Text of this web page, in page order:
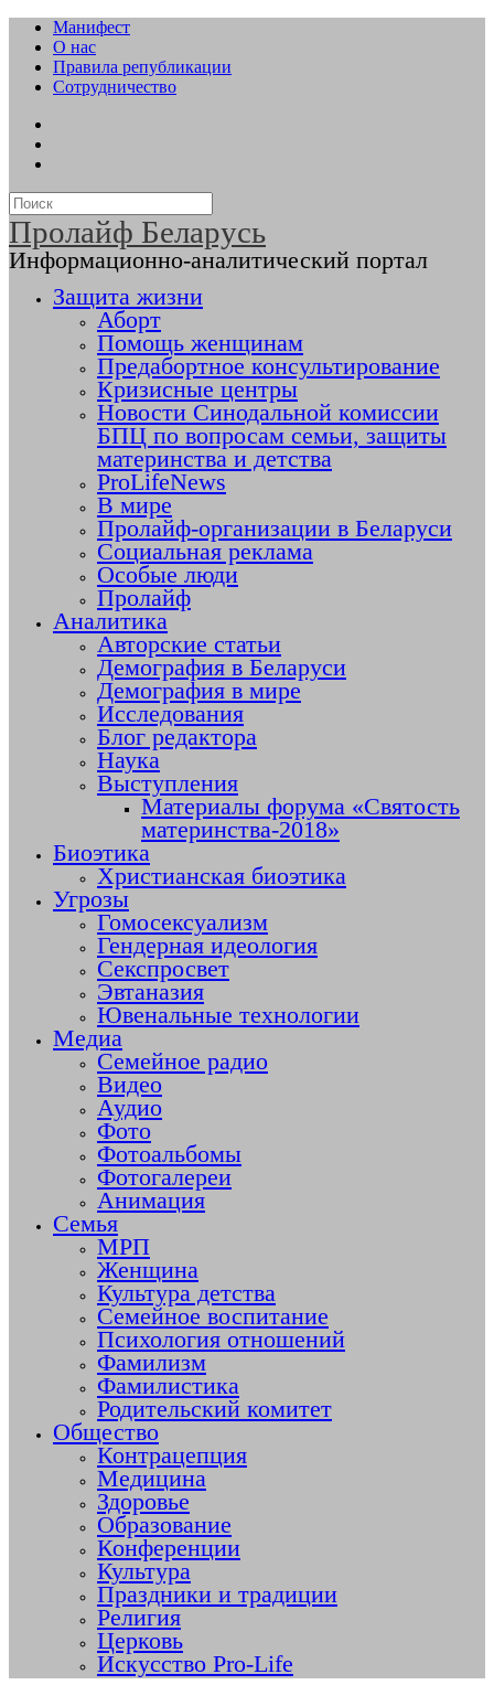
Манифест
О нас
Правила републикации
Сотрудничество
Пролайф Беларусь
Информационно-аналитический портал
Защита жизни
Аборт
Помощь женщинам
Предабортное консультирование
Кризисные центры
Новости Синодальной комиссии
БПЦ по вопросам семьи, защиты
материнства и детства
ProLifeNews
В мире
Пролайф-организации в Беларуси
Социальная реклама
Особые люди
Пролайф
Аналитика
Авторские статьи
Демография в Беларуси
Демография в мире
Исследования
Блог редактора
Наука
Выступления
Материалы форума «Святость
материнства-2018»
Биоэтика
Христианская биоэтика
Угрозы
Гомосексуализм
Гендерная идеология
Секспросвет
Эвтаназия
Ювенальные технологии
Медиа
Семейное радио
Видео
Аудио
Фото
Фотоальбомы
Фотогалереи
Анимация
Семья
МРП
Женщина
Культура детства
Семейное воспитание
Психология отношений
Фамилизм
Фамилистика
Родительский комитет
Общество
Контрацепция
Медицина
Здоровье
Образование
Конференции
Культура
Праздники и традиции
Религия
Церковь
Искусство Pro-Life